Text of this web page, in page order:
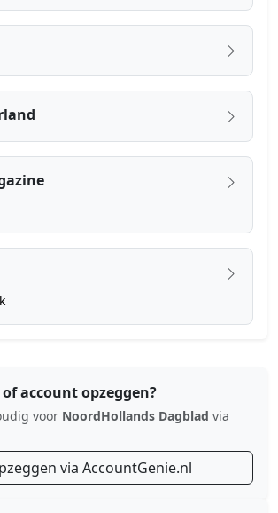
account opzeggen?
voor NoordHollands Dagblad via
via AccountGenie.nl